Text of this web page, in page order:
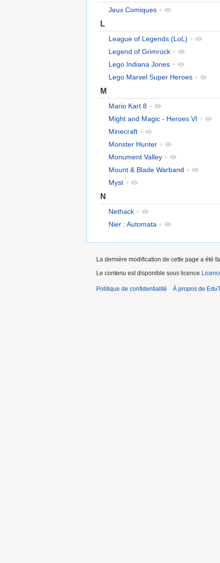
Jeux Comiques +
L
League of Legends (LoL) +
Legend of Grimrock +
Lego Indiana Jones +
Lego Marvel Super Heroes +
M
Mario Kart 8 +
Might and Magic - Heroes VI +
Minecraft +
Monster Hunter +
Monument Valley +
Mount & Blade Warband +
Myst +
N
Nethack +
Nier : Automata +
La dernière modification de cette page a été
Le contenu est disponible sous licence
Politique de confidentialité À propos de